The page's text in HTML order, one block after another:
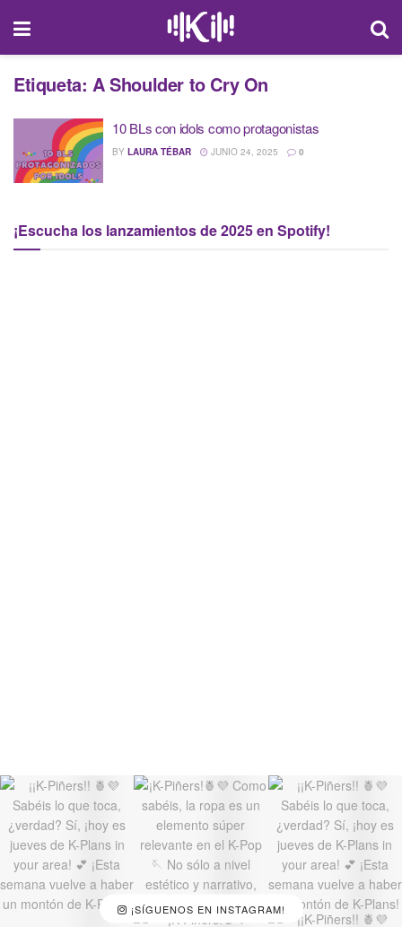
Etiqueta: A Shoulder to Cry On
10 BLs con idols como protagonistas
BY LAURA TÉBAR JUNIO 24, 2025 0
¡Escucha los lanzamientos de 2025 en Spotify!
¡SÍGUENOS EN INSTAGRAM!